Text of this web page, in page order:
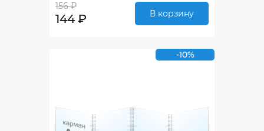
156 ₽
144 ₽ В корзину
-10%